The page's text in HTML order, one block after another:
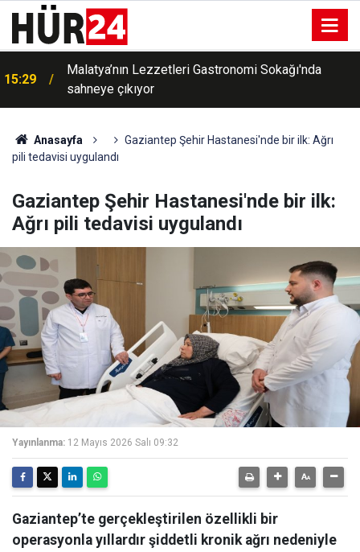
15:29
Malatya’nın Lezzetleri Gastronomi Sokağı'nda
sahneye çıkıyor
Anasayfa
Gaziantep Şehir Hastanesi'nde bir ilk: Ağrı
pili tedavisi uygulandı
Gaziantep Şehir Hastanesi'nde bir ilk:
Ağrı pili tedavisi uygulandı
Yayınlanma: 12 Mayıs 2026 Salı 09:32
Gaziantep’te gerçekleştirilen özellikli bir
operasyonla yıllardır şiddetli kronik ağrı nedeniyle